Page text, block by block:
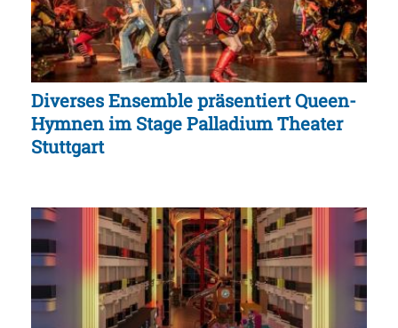
Diverses Ensemble präsentiert Queen-
Hymnen im Stage Palladium Theater
Stuttgart